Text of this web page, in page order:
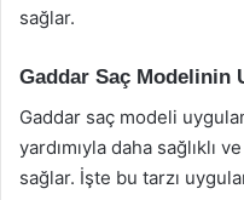
sağlar.
Gaddar Saç Modelinin
Gaddar saç modeli
yardımıyla daha sağlıklı
sağlar. İşte bu tarzı